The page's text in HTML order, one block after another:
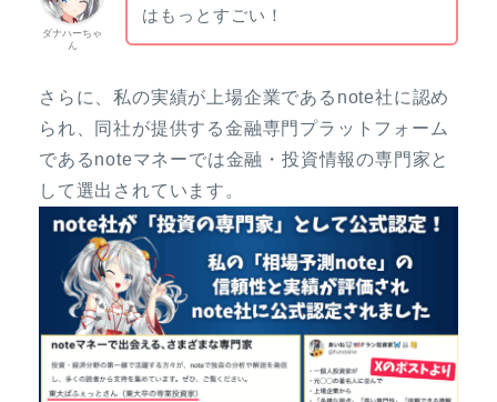
ダナハーちゃ
ん
はもっとすごい！
さらに、私の実績が上場企業であるnote社に認め
られ、同社が提供する金融専門プラットフォーム
であるnoteマネーでは金融・投資情報の専門家と
して選出されています。